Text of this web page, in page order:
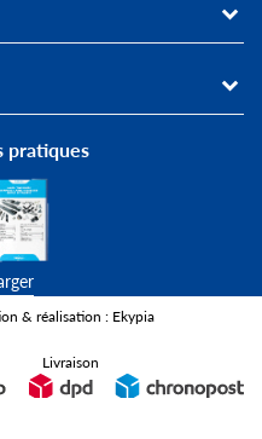
pratiques
& réalisation : Ekypia
Livraison